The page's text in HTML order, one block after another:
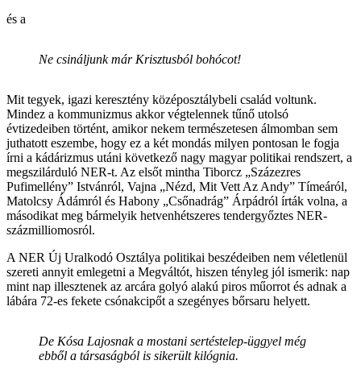
és a
Ne csináljunk már Krisztusból bohócot!
Mit tegyek, igazi keresztény középosztálybeli család voltunk.
Mindez a kommunizmus akkor végtelennek tűnő utolsó
évtizedeiben történt, amikor nekem természetesen álmomban sem
juthatott eszembe, hogy ez a két mondás milyen pontosan le fogja
írni a kádárizmus utáni következő nagy magyar politikai rendszert, a
megszilárduló NER-t. Az elsőt mintha Tiborcz „Százezres
Pufimellény” Istvánról, Vajna „Nézd, Mit Vett Az Andy” Tímeáról,
Matolcsy Ádámról és Habony „Csőnadrág” Árpádról írták volna, a
másodikat meg bármelyik hetvenhétszeres tendergyőztes NER-
százmilliomosról.
A NER Új Uralkodó Osztálya politikai beszédeiben nem véletlenül
szereti annyit emlegetni a Megváltót, hiszen tényleg jól ismerik: nap
mint nap illesztenek az arcára golyó alakú piros műorrot és adnak a
lábára 72-es fekete csónakcipőt a szegényes bőrsaru helyett.
De Kósa Lajosnak a mostani sertéstelep-üggyel még
ebből a társaságból is sikerült kilógnia.